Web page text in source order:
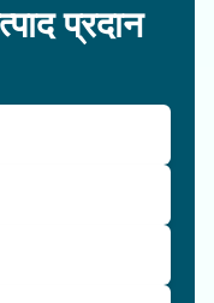
प्रदान